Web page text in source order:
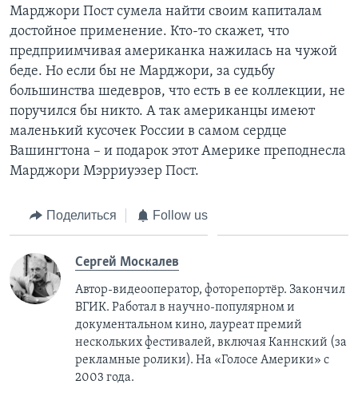
Марджори Пост сумела найти своим капиталам
достойное применение. Кто-то скажет, что
предприимчивая американка нажилась на чужой
беде. Но если бы не Марджори, за судьбу
большинства шедевров, что есть в ее коллекции, не
поручился бы никто. А так американцы имеют
маленький кусочек России в самом сердце
Вашингтона – и подарок этот Америке преподнесла
Марджори Мэрриуэзер Пост.
Поделиться Follow us
Сергей Москалев
Автор-видеооператор, фоторепортёр. Закончил
ВГИК. Работал в научно-популярном и
документальном кино, лауреат премий
нескольких фестивалей, включая Каннский (за
рекламные ролики). На «Голосе Америки» с
2003 года.